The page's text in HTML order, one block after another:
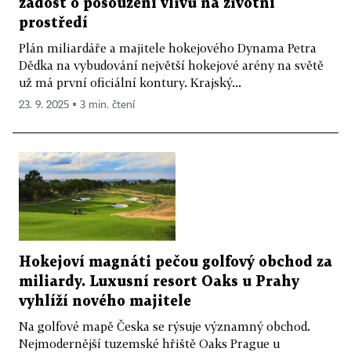
žádost o posouzení vlivů na životní
prostředí
Plán miliardáře a majitele hokejového Dynama Petra
Dědka na vybudování největší hokejové arény na světě
už má první oficiální kontury. Krajský...
23. 9. 2025 ▪ 3 min. čtení
Hokejoví magnáti pečou golfový obchod za
miliardy. Luxusní resort Oaks u Prahy
vyhlíží nového majitele
Na golfové mapě Česka se rýsuje významný obchod.
Nejmodernější tuzemské hřiště Oaks Prague u